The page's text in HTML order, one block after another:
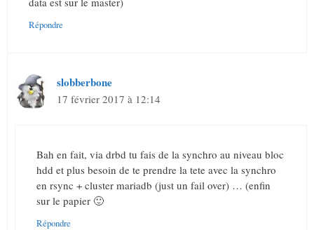
Répondre
slobberbone
17 février 2017 à 12:14
Bah en fait, via drbd tu fais de la synchro au niveau bloc
hdd et plus besoin de te prendre la tete avec la synchro
en rsync + cluster mariadb (just un fail over) … (enfin
sur le papier 🙂
Répondre